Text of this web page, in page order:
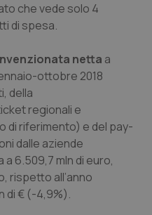
Bolzano
che vede solo 4
di spesa.
netta a
ottobre 2018
della
regionali e
di riferimento) e del pay-
dalle aziende
6.509,7 mln di euro,
rispetto all’anno
di € (-4,9%).